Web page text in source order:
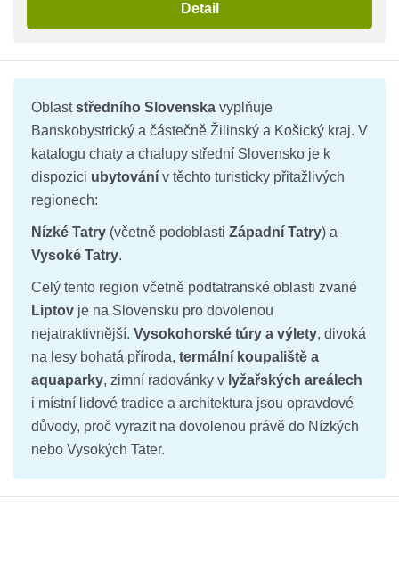
Detail
Oblaststředního Slovenska vyplňuje
Banskobystrický a částečně Žilinský a Košický kraj. V
katalogu chaty a chalupy střední Slovensko je k
dispozici ubytování v těchto turisticky přitažlivých
regionech:
Nízké Tatry (včetně podoblasti Západní Tatry) a
Vysoké Tatry.
Celý tento region včetně podtatranské oblasti zvané
Liptov je na Slovensku pro dovolenou
nejatraktivnější. Vysokohorské túry a výlety, divoká
na lesy bohatá příroda, termální koupaliště a
aquaparky, zimní radovánky v lyžařských areálech
i místní lidové tradice a architektura jsou opravdové
důvody, proč vyrazit na dovolenou právě do Nízkých
nebo Vysokých Tater.